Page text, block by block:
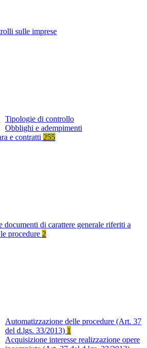
sulle imprese
Tipologie di controllo
Obblighi e adempimenti
e contratti 255
documenti di carattere generale riferiti a
procedure 2
Automatizzazione delle procedure (Art. 37
del d.lgs. 33/2013) 1
Acquisizione interesse realizzazione opere